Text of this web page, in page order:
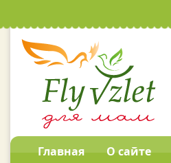
Главная О сайте